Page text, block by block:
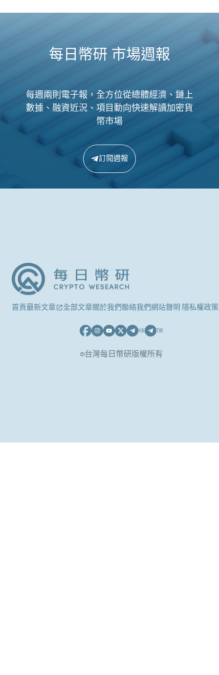
每日幣研 市場週報
每週兩則電子報，全方位從總體經濟、鏈上
數據、融資近況、項目動向快速解讀加密貨
幣市場
訂閱週報
首頁最新文章 全部文章關於我們聯絡我們網站聲明 隱私權政策
HK TW
©台灣每日幣研版權所有